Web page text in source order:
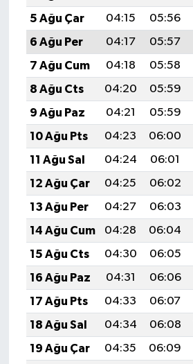
5 Ağu Çar
04:15 05:56
6 Ağu Per
04:17 05:57
7 Ağu Cum
04:18 05:58
8 Ağu Cts
04:20 05:59
9 Ağu Paz
04:21 05:59
10 Ağu Pts
04:23 06:00
11 Ağu Sal
04:24 06:01
12 Ağu Çar
04:25 06:02
13 Ağu Per
04:27 06:03
14 Ağu Cum
04:28 06:04
15 Ağu Cts
04:30 06:05
16 Ağu Paz
04:31 06:06
17 Ağu Pts
04:33 06:07
18 Ağu Sal
04:34 06:08
19 Ağu Çar
04:35 06:09